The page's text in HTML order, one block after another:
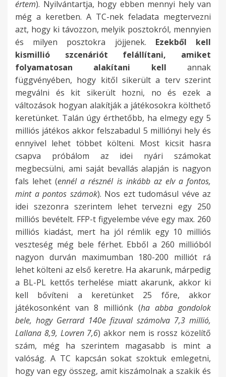
értem). Nyilvántartja, hogy ebben mennyi hely van
még a keretben. A TC-nek feladata megtervezni
azt, hogy ki távozzon, melyik posztokról, mennyien
és milyen posztokra jöjjenek. Ezekből kell
kismillió szcenáriót felállítani, amiket
folyamatosan alakítani kell annak
függvényében, hogy kitől sikerült a terv szerint
megválni és kit sikerült hozni, no és ezek a
változások hogyan alakítják a játékosokra költhető
keretünket. Talán úgy érthetőbb, ha elmegy egy 5
milliós játékos akkor felszabadul 5 milliónyi hely és
ennyivel lehet többet költeni. Most kicsit hasra
csapva próbálom az idei nyári számokat
megbecsülni, ami saját bevallás alapján is nagyon
fals lehet (ennél a résznél is inkább az elv a fontos,
mint a pontos számok). Nos ezt tudomásul véve az
idei szezonra szerintem lehet tervezni egy 250
milliós bevételt. FFP-t figyelembe véve egy max. 260
milliós kiadást, mert ha jól rémlik egy 10 milliós
veszteség még bele férhet. Ebből a 260 millióból
nagyon durván maximumban 180-200 milliót rá
lehet költeni az első keretre. Ha akarunk, márpedig
a BL-PL kettős terhelése miatt akarunk, akkor ki
kell bővíteni a keretünket 25 főre, akkor
játékosonként van 8 milliónk (ha abba gondolok
bele, hogy Gerrard 140e fizuval számolva 7,3 millió,
Lallana 8,9, Lovren 7,6) akkor nem is rossz közelítő
szám, még ha szerintem magasabb is mint a
valóság. A TC kapcsán sokat szoktuk emlegetni,
hogy van egy összeg, amit kiszámolnak a szakik és